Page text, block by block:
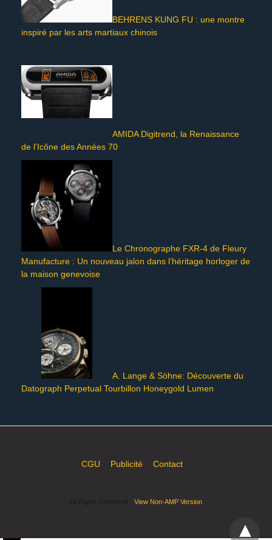
BEHRENS KUNG FU : une montre
inspiré par les arts martiaux chinois
AMIDA Digitrend, la Renaissance
de l’Icône des Années 70
Le Chronographe FXR-4 de Fleury
Manufacture : Un nouveau jalon dans l’héritage horloger de
la maison genevoise
A. Lange & Söhne: Découverte du
Datograph Perpetual Tourbillon Honeygold Lumen
CGU Publicité Contact
View Non-AMP Version